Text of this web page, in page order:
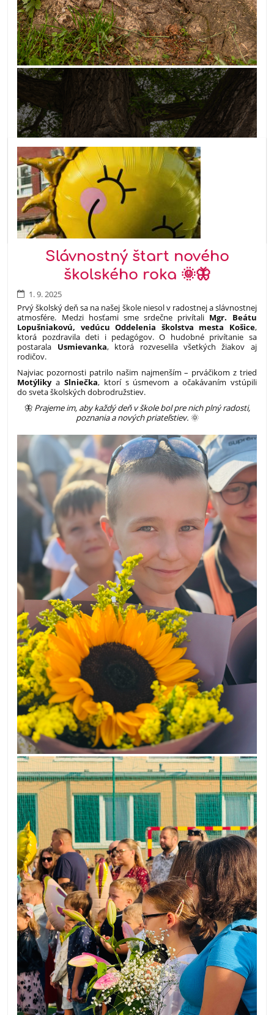
6
Slávnostný štart nového
školského roka 🌞🦋
1. 9. 2025
Prvý školský deň sa na našej škole niesol v radostnej a slávnostnej
atmosfére. Medzi hosťami sme srdečne privítali Mgr. Beátu
Lopušniakovú, vedúcu Oddelenia školstva mesta Košice,
ktorá pozdravila deti i pedagógov. O hudobné privítanie sa
postarala Usmievanka, ktorá rozveselila všetkých žiakov aj
rodičov.
Najviac pozornosti patrilo našim najmenším – prváčikom z tried
Motýlikya Slniečka, ktorí s úsmevom a očakávaním vstúpili
do sveta školských dobrodružstiev.
🦋Prajeme im, aby každý deň v škole bol pre nich plný radosti,
poznania a nových priateľstiev. 🌞